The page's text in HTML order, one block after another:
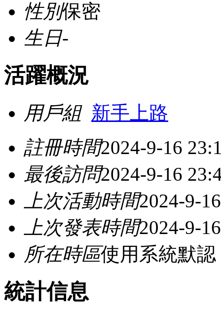
性別保密
生日-
活躍概況
用戶組 新手上路
註冊時間2024-9-16
最後訪問2024-9-16
上次活動時間2024-9-
上次發表時間2024-9-
所在時區使用系統默認
統計信息